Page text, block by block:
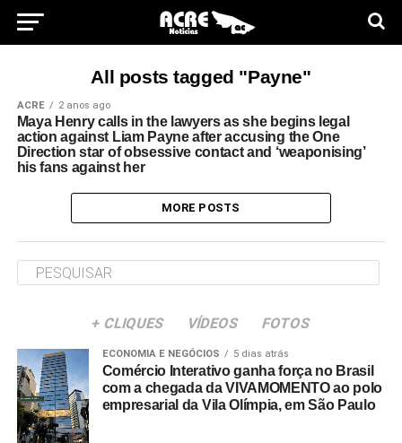
All posts tagged "Payne"
ACRE 2 anos ago
Maya Henry calls in the lawyers as she begins legal
action against Liam Payne after accusing the One
Direction star of obsessive contact and ‘weaponising’
his fans against her
MORE POSTS
+ CLIQUES VÍDEOS FOTOS
ECONOMIA E NEGÓCIOS 5 dias atrás
Comércio Interativo ganha força no Brasil
com a chegada da VIVAMOMENTO ao polo
empresarial da Vila Olímpia, em São Paulo